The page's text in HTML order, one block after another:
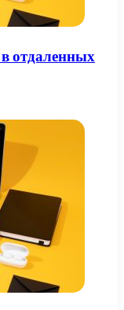
отдаленных